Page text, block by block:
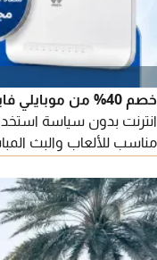
انترنت بدون سياسة
مناسب للألعاب والبث
شهريا (شامل الضريبة)